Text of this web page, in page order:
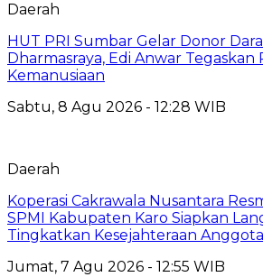
Daerah
HUT PRI Sumbar Gelar Donor
Dharmasraya, Edi Anwar Tegaskan
Kemanusiaan
Sabtu, 8 Agu 2026 - 12:28 WIB
Daerah
Koperasi Cakrawala Nusantara
SPMI Kabupaten Karo Siapkan
Tingkatkan Kesejahteraan Anggota
Jumat, 7 Agu 2026 - 12:55 WIB